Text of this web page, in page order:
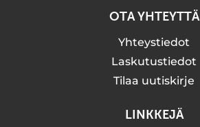
OTA YHTEYTTÄ
Yhteystiedot
Laskutustiedot
Tilaa uutiskirje
LINKKEJÄ